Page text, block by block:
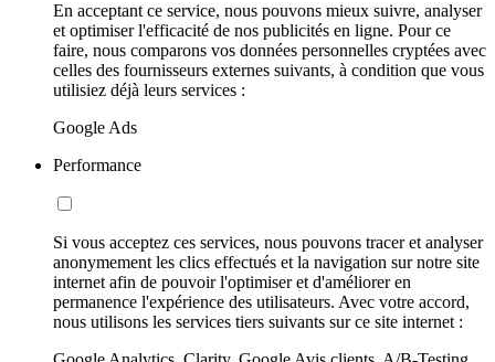
En acceptant ce service, nous pouvons mieux suivre, analyser
et optimiser l'efficacité de nos publicités en ligne. Pour ce
faire, nous comparons vos données personnelles cryptées avec
celles des fournisseurs externes suivants, à condition que vous
utilisiez déjà leurs services :
Google Ads
Performance
Si vous acceptez ces services, nous pouvons tracer et analyser
anonymement les clics effectués et la navigation sur notre site
internet afin de pouvoir l'optimiser et d'améliorer en
permanence l'expérience des utilisateurs. Avec votre accord,
nous utilisons les services tiers suivants sur ce site internet :